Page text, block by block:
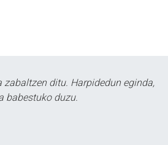
ditu. Harpidedun eginda,
babestuko duzu.